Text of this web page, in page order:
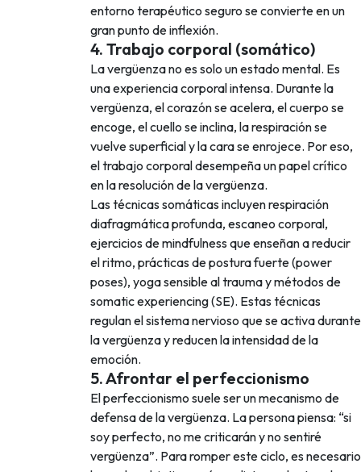
entorno terapéutico seguro se convierte en un
gran punto de inflexión.
4. Trabajo corporal (somático)
La vergüenza no es solo un estado mental. Es
una experiencia corporal intensa. Durante la
vergüenza, el corazón se acelera, el cuerpo se
encoge, el cuello se inclina, la respiración se
vuelve superficial y la cara se enrojece. Por eso,
el trabajo corporal desempeña un papel crítico
en la resolución de la vergüenza.
Las técnicas somáticas incluyen respiración
diafragmática profunda, escaneo corporal,
ejercicios de mindfulness que enseñan a reducir
el ritmo, prácticas de postura fuerte (power
poses), yoga sensible al trauma y métodos de
somatic experiencing (SE). Estas técnicas
regulan el sistema nervioso que se activa durante
la vergüenza y reducen la intensidad de la
emoción.
5. Afrontar el perfeccionismo
El perfeccionismo suele ser un mecanismo de
defensa de la vergüenza. La persona piensa: “si
soy perfecto, no me criticarán y no sentiré
vergüenza”. Para romper este ciclo, es necesario